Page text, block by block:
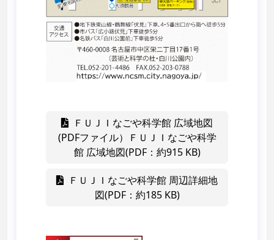
ＦＵＪＩなごや科学館 広域地図
(PDFファイル）ＦＵＪＩなごや科学
館 広域地図(PDF：約915 KB)
ＦＵＪＩなごや科学館 周辺詳細地
図(PDF：約185 KB)